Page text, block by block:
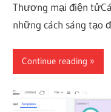
Thương mại điện
những cách sáng tạo
Continue reading